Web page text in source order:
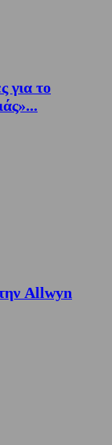
για το
Allwyn